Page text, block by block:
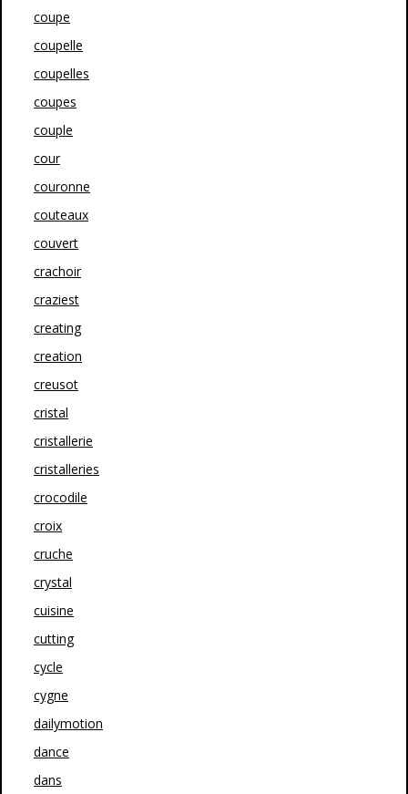
coupe
coupelle
coupelles
coupes
couple
cour
couronne
couteaux
couvert
crachoir
craziest
creating
creation
creusot
cristal
cristallerie
cristalleries
crocodile
croix
cruche
crystal
cuisine
cutting
cycle
cygne
dailymotion
dance
dans